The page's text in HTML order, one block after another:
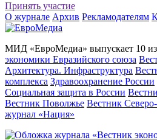
Принять участие
О журнале Архив Рекламодателям
МИД «ЕвроМедиа» выпускает 10
экономики Евразийского союза
Архитектура. Инфраструктура
комплекса Здравоохранение России
Социальная защита в России
Вестник Поволжье Вестник
журнал «Нация»